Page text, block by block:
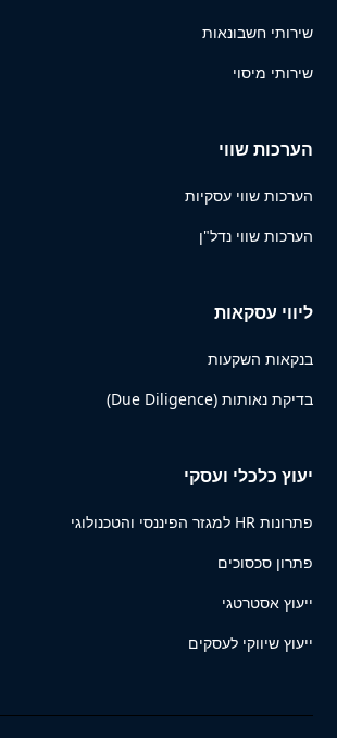
שירותי חשבונאות
שירותי מיסוי
הערכות שווי
הערכות שווי עסקיות
הערכות שווי נדל"ן
ליווי עסקאות
בנקאות השקעות
בדיקת נאותות (Due Diligence)
יעוץ כלכלי ועסקי
פתרונות HR למגזר הפיננסי והטכנולוגי
פתרון סכסוכים
ייעוץ אסטרטגי
ייעוץ שיווקי לעסקים